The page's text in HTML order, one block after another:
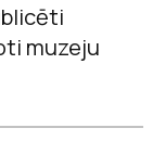
muzeju